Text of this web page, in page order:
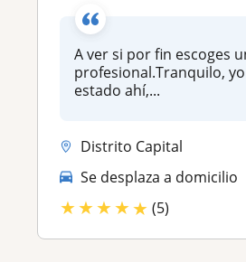
A ver si por fin escoges
profesional.Tranquilo,
estado ahí,...
Distrito Capital
Se desplaza a domicilio
★★★★★ (5)